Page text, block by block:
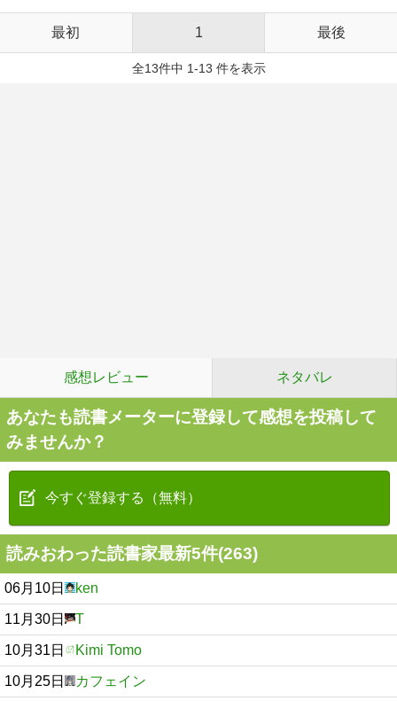
最初 1 最後
全13件中 1-13 件を表示
感想レビュー ネタバレ
あなたも読書メーターに登録して感想を投稿して
みませんか？
今すぐ登録する（無料）
読みおわった読書家最新5件(263)
06月10日 ken
11月30日 T
10月31日 Kimi Tomo
10月25日 カフェイン